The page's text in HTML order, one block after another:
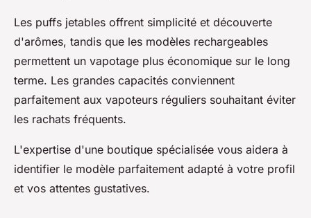
Les puffs jetables offrent simplicité et découverte
d'arômes, tandis que les modèles rechargeables
permettent un vapotage plus économique sur le long
terme. Les grandes capacités conviennent
parfaitement aux vapoteurs réguliers souhaitant éviter
les rachats fréquents.
L'expertise d'une boutique spécialisée vous aidera à
identifier le modèle parfaitement adapté à votre profil
et vos attentes gustatives.